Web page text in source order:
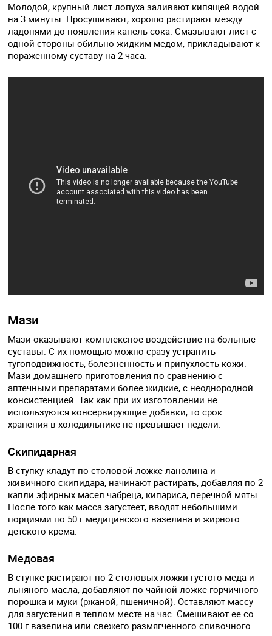
Молодой, крупный лист лопуха заливают кипящей водой
на 3 минуты. Просушивают, хорошо растирают между
ладонями до появления капель сока. Смазывают лист с
одной стороны обильно жидким медом, прикладывают к
пораженному суставу на 2 часа.
Мази
Мази оказывают комплексное воздействие на больные
суставы. С их помощью можно сразу устранить
тугоподвижность, болезненность и припухлость кожи.
Мази домашнего приготовления по сравнению с
аптечными препаратами более жидкие, с неоднородной
консистенцией. Так как при их изготовлении не
используются консервирующие добавки, то срок
хранения в холодильнике не превышает недели.
Скипидарная
В ступку кладут по столовой ложке ланолина и
живичного скипидара, начинают растирать, добавляя по 2
капли эфирных масел чабреца, кипариса, перечной мяты.
После того как масса загустеет, вводят небольшими
порциями по 50 г медицинского вазелина и жирного
детского крема.
Медовая
В ступке растирают по 2 столовых ложки густого меда и
льняного масла, добавляют по чайной ложке горчичного
порошка и муки (ржаной, пшеничной). Оставляют массу
для загустения в теплом месте на час. Смешивают ее со
100 г вазелина или свежего размягченного сливочного